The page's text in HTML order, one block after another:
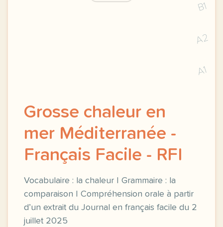
B1
A2
A1
Grosse chaleur en
mer Méditerranée -
Français Facile - RFI
Vocabulaire : la chaleur | Grammaire : la
comparaison | Compréhension orale à partir
d’un extrait du Journal en français facile du 2
juillet 2025